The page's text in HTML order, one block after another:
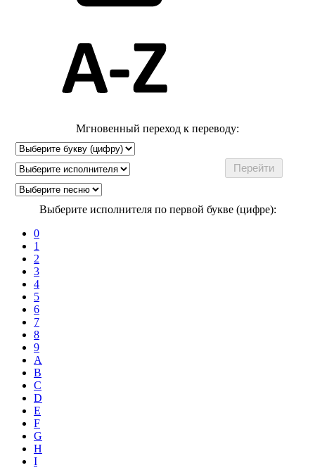
Мгновенный переход к переводу:
Выберите исполнителя по первой букве (цифре):
0
1
2
3
4
5
6
7
8
9
A
B
C
D
E
F
G
H
I